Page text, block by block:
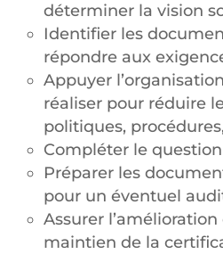
déterminer la vision
Identifier les
répondre aux
Appuyer
réaliser pour réduire
politiques,
Compléter le
Préparer les
pour un éventuel
Assurer
maintien de la